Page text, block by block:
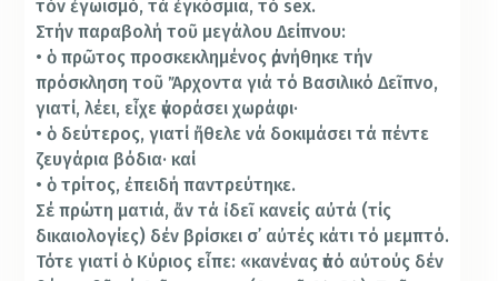
τόν ἐγωισμό, τά ἐγκόσμια, τό sex.
Στήν παραβολή τοῦ μεγάλου Δείπνου:
• ὁ πρῶτος προσκεκλημένος ἀρνήθηκε τήν
πρόσκληση τοῦ Ἄρχοντα γιά τό Βασιλικό Δεῖπνο,
γιατί, λέει, εἶχε ἀγοράσει χωράφι·
• ὁ δεύτερος, γιατί ἤθελε νά δοκιμάσει τά πέντε
ζευγάρια βόδια· καί
• ὁ τρίτος, ἐπειδή παντρεύτηκε.
Σέ πρώτη ματιά, ἄν τά ἰδεῖ κανείς αὐτά (τίς
δικαιολογίες) δέν βρίσκει σ᾽ αὐτές κάτι τό μεμπτό.
Τότε γιατί ὁ Κύριος εἶπε: «κανένας ἀπό αὐτούς δέν